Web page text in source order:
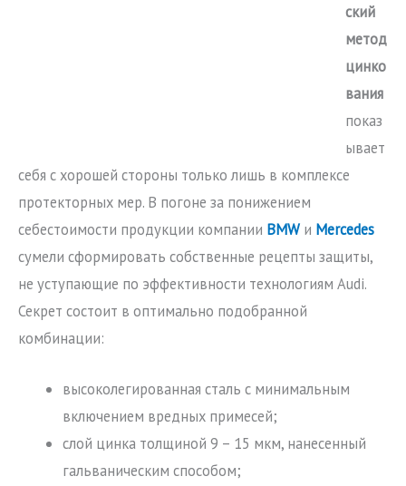
ский
метод
цинко
вания
показ
ывает
себя с хорошей стороны только лишь в комплексе
протекторных мер. В погоне за понижением
себестоимости продукции компании BMW и Mercedes
сумели сформировать собственные рецепты защиты,
не уступающие по эффективности технологиям Audi.
Секрет состоит в оптимально подобранной
комбинации:
высоколегированная сталь с минимальным
включением вредных примесей;
слой цинка толщиной 9 – 15 мкм, нанесенный
гальваническим способом;